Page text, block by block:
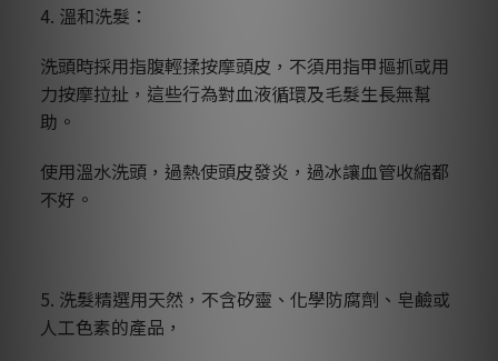
4. 溫和洗髮：
洗頭時採用指腹輕揉按摩頭皮，不須用指甲摳抓或用
力按摩拉扯，這些行為對血液循環及毛髮生長無幫
助。
使用溫水洗頭，過熱使頭皮發炎，過冰讓血管收縮都
不好。
5. 洗髮精選用天然，不含矽靈、化學防腐劑、皂鹼或
人工色素的產品，